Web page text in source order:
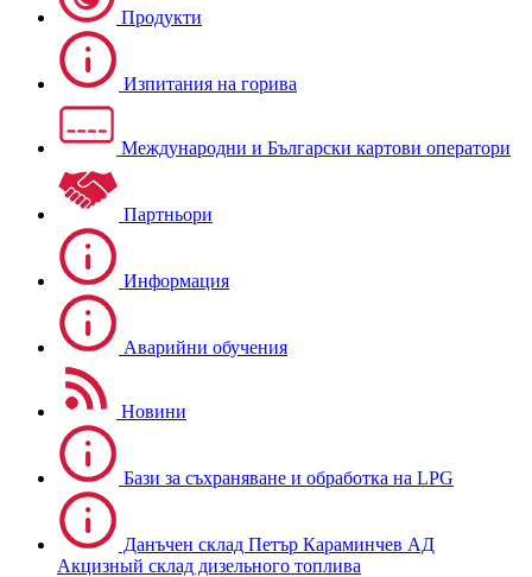
Продукти
Изпитания на горива
Международни и Български картови оператори
Партньори
Информация
Аварийни обучения
Новини
Бази за съхраняване и обработка на LPG
Данъчен склад Петър Караминчев АД
Акцизный склад дизельного топлива